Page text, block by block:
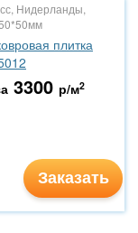
Нидерланды,
плитка
3300 р/м2
Заказать